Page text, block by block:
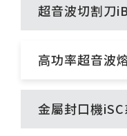
超音波切割刀
高功率超音波
金屬封口機